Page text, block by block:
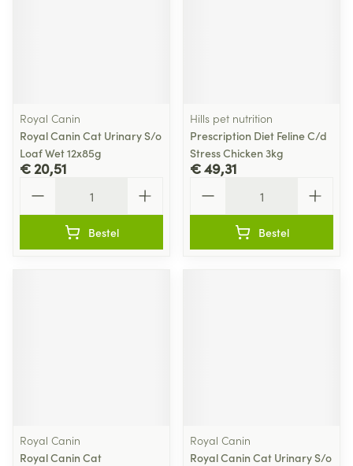
Royal Canin
Royal Canin Cat Urinary S/o
Loaf Wet 12x85g
€ 20,51
Bestel
Hills pet nutrition
Prescription Diet Feline C/d
Stress Chicken 3kg
€ 49,31
Bestel
Royal Canin
Royal Canin Cat
Royal Canin
Royal Canin Cat Urinary S/o